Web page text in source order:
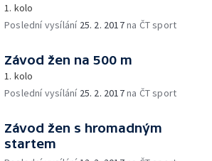
1. kolo
Poslední vysílání 25. 2. 2017na ČT sport
Závod žen na 500 m
1. kolo
Poslední vysílání 25. 2. 2017na ČT sport
Závod žen s hromadným
startem